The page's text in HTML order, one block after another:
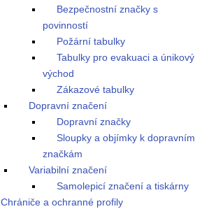
Bezpečnostní značky s
povinností
Požární tabulky
Tabulky pro evakuaci a únikový
východ
Zákazové tabulky
Dopravní značení
Dopravní značky
Sloupky a objímky k dopravním
značkám
Variabilní značení
Samolepicí značení a tiskárny
Chrániče a ochranné profily